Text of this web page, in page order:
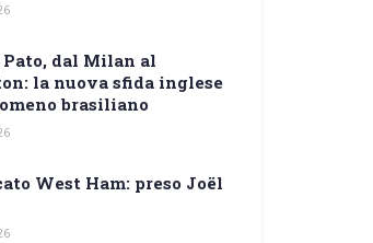
dal Milan al
la nuova sfida inglese
brasiliano
West Ham: preso Joël